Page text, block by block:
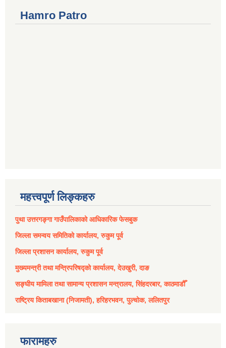
Hamro Patro
महत्त्वपूर्ण लिङ्कहरु
पुथा उत्तरगङ्गा गाउँपालिकाको आधिकारिक फेसबुक
जिल्ला समन्वय समितिको कार्यालय, रुकुम पूर्व
जिल्ला प्रशासन कार्यालय, रुकुम पूर्व
मुख्यमन्त्री तथा मन्त्रिपरिषद्को कार्यालय, देउखुरी, दाङ
सङ्घीय मामिला तथा सामान्य प्रशासन मन्त्रालय, सिंहदरबार, काठमाडौँ
राष्ट्रिय किताबखाना (निजामती), हरिहरभवन, पुल्चोक, ललितपुर
फारामहरु